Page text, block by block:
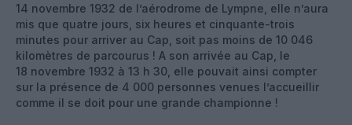
14 novembre 1932 de l’aérodrome de Lympne, elle n’aura
mis que quatre jours, six heures et cinquante-trois
minutes pour arriver au Cap, soit pas moins de 10 046
kilomètres de parcourus ! A son arrivée au Cap, le
18 novembre 1932 à 13 h 30, elle pouvait ainsi compter
sur la présence de 4 000 personnes venues l’accueillir
comme il se doit pour une grande championne !